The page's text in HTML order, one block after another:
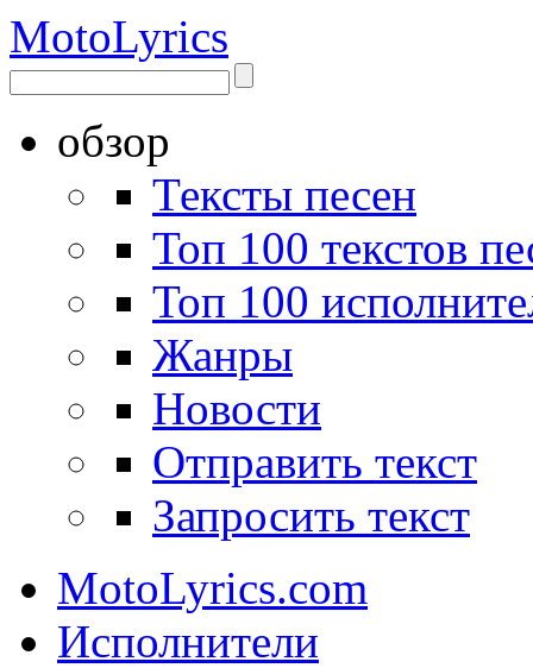
MotoLyrics
обзор
Тексты песен
Топ 100 текстов
Топ 100
Жанры
Новости
Отправить текст
Запросить текст
MotoLyrics.com
Исполнители